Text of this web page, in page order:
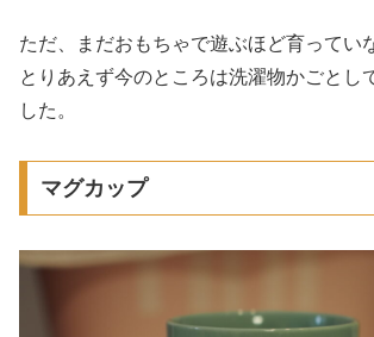
ただ、まだおもちゃで遊ぶほど育ってい
とりあえず今のところは洗濯物かごとし
した。
マグカップ